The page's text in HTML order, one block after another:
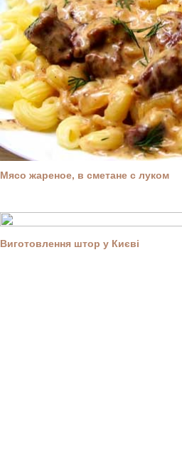
Мясо жареное, в сметане с луком
Виготовлення штор у Києві